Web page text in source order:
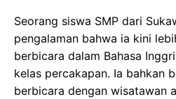
Seorang siswa SMP dari
pengalaman bahwa ia kini
berbicara dalam Bahasa
kelas percakapan. Ia bahkan
berbicara dengan wisatawan